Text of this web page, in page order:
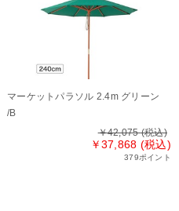
マーケットパラソル 2.4m グリーン
/B
￥42,075(税込)
￥37,868 (税込)
379ポイント